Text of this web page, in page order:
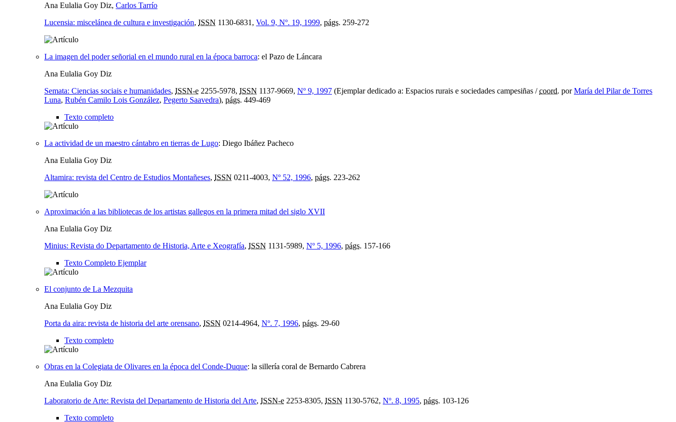
Ana Eulalia Goy Diz, Carlos Tarrío
Lucensia: miscelánea de cultura e investigación, ISSN 1130-6831, Vol. 9, Nº. 19, 1999, págs. 259-272
La imagen del poder señorial en el mundo rural en la época barroca: el Pazo de Láncara
Ana Eulalia Goy Diz
Semata: Ciencias sociais e humanidades, ISSN-e 2255-5978, ISSN 1137-9669, Nº 9, 1997 (Ejemplar dedicado a: Espacios rurais e sociedades campesiñas /coord. porMaría del Pilar de Torres
Luna, Rubén Camilo Lois González, Pegerto Saavedra), págs. 449-469
Texto completo
La actividad de un maestro cántabro en tierras de Lugo: Diego Ibáñez Pacheco
Ana Eulalia Goy Diz
Altamira: revista del Centro de Estudios Montañeses, ISSN 0211-4003, Nº 52, 1996, págs. 223-262
Aproximación a las bibliotecas de los artistas gallegos en la primera mitad del siglo XVII
Ana Eulalia Goy Diz
Minius: Revista do Departamento de Historia, Arte e Xeografía, ISSN 1131-5989, Nº 5, 1996, págs. 157-166
Texto Completo Ejemplar
El conjunto de La Mezquita
Ana Eulalia Goy Diz
Porta da aira: revista de historia del arte orensano, ISSN 0214-4964, Nº. 7, 1996, págs. 29-60
Texto completo
Obras en la Colegiata de Olivares en la época del Conde-Duque: la sillería coral de Bernardo Cabrera
Ana Eulalia Goy Diz
Laboratorio de Arte: Revista del Departamento de Historia del Arte, ISSN-e 2253-8305, ISSN 1130-5762, Nº. 8, 1995, págs. 103-126
Texto completo